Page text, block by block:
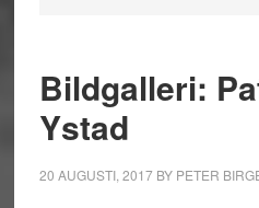
Bildgalleri:
Ystad
20 AUGUSTI, 2017BY PETER